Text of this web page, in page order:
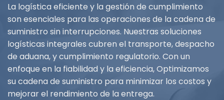
La logística eficiente y la gestión de cumplimiento
son esenciales para las operaciones de la cadena de
suministro sin interrupciones. Nuestras soluciones
logísticas integrales cubren el transporte, despacho
de aduana, y cumplimiento regulatorio. Con un
enfoque en la fiabilidad y la eficiencia, Optimizamos
su cadena de suministro para minimizar los costos y
mejorar el rendimiento de la entrega.